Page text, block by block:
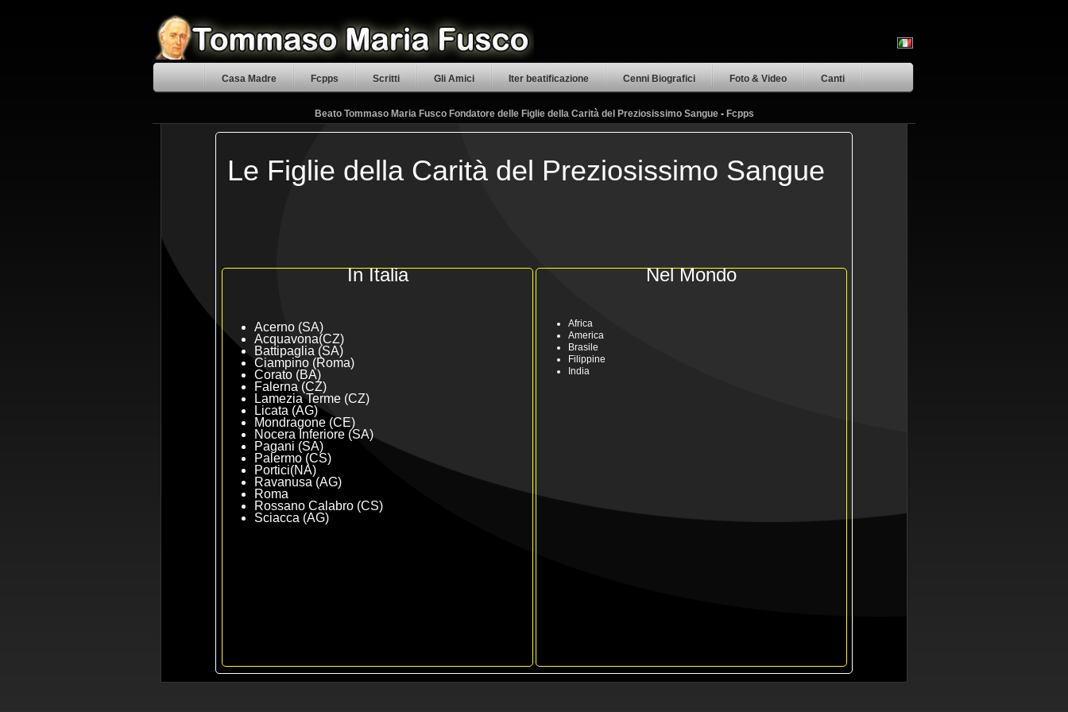
Casa Madre Fcpps Scritti Gli Amici Iter beatificazione Cenni Biografici Foto & Video Canti
Beato Tommaso Maria Fusco Fondatore delle Figlie della Carità del Preziosissimo Sangue- Fcpps
Le Figlie della Carità del Preziosissimo Sangue
In Italia
Acerno (SA)
Acquavona(CZ)
Battipaglia (SA)
Ciampino (Roma)
Corato (BA)
Falerna (CZ)
Lamezia Terme (CZ)
Licata (AG)
Mondragone (CE)
Nocera Inferiore (SA)
Pagani (SA)
Palermo (CS)
Portici(NA)
Ravanusa (AG)
Roma
Rossano Calabro (CS)
Sciacca (AG)
Nel Mondo
Africa
America
Brasile
Filippine
India